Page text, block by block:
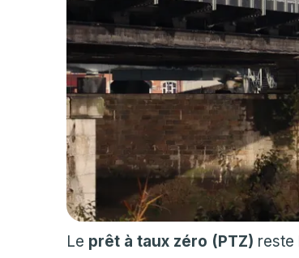
Le prêt à taux zéro (PTZ) reste